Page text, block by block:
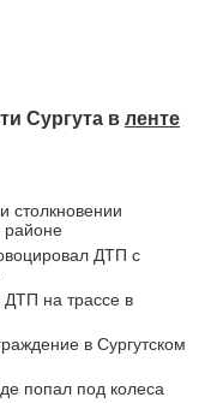
Сургута в ленте
столкновении
районе
ДТП с
ДТП на трассе в
в Сургутском
попал под колеса